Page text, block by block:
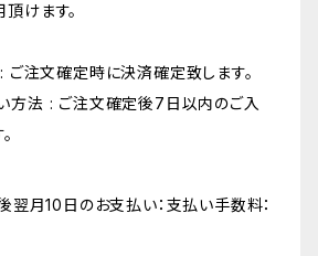
けます。
ご注文確定時に決済確定致します。
方法 : ご注文確定後7日以内のご入
翌月10日のお支払い：支払い手数料：